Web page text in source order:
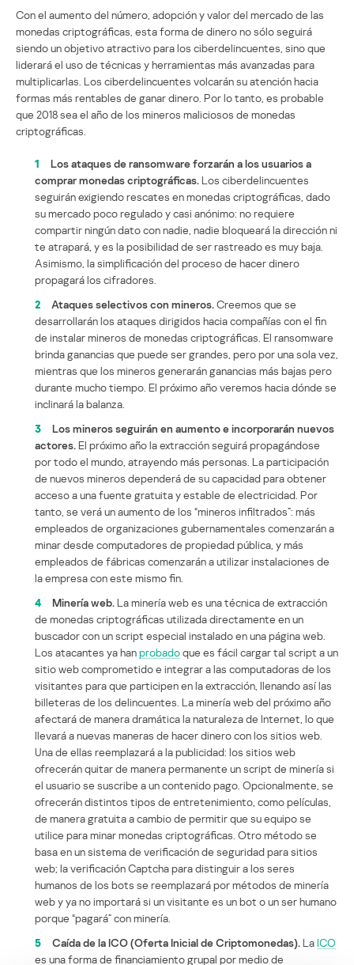
Con el aumento del número, adopción y valor del mercado de las
monedas criptográficas, esta forma de dinero no sólo seguirá
siendo un objetivo atractivo para los ciberdelincuentes, sino que
liderará el uso de técnicas y herramientas más avanzadas para
multiplicarlas. Los ciberdelincuentes volcarán su atención hacia
formas más rentables de ganar dinero. Por lo tanto, es probable
que 2018 sea el año de los mineros maliciosos de monedas
criptográficas.
1
Los ataques de ransomware forzarán a los usuarios a
comprar monedas criptográficas.Los ciberdelincuentes
seguirán exigiendo rescates en monedas criptográficas, dado
su mercado poco regulado y casi anónimo: no requiere
compartir ningún dato con nadie, nadie bloqueará la dirección ni
te atrapará, y es la posibilidad de ser rastreado es muy baja.
Asimismo, la simplificación del proceso de hacer dinero
propagará los cifradores.
2
Ataques selectivos con mineros.Creemos que se
desarrollarán los ataques dirigidos hacia compañías con el fin
de instalar mineros de monedas criptográficas. El ransomware
brinda ganancias que puede ser grandes, pero por una sola vez,
mientras que los mineros generarán ganancias más bajas pero
durante mucho tiempo. El próximo año veremos hacia dónde se
inclinará la balanza.
3
Los mineros seguirán en aumento e incorporarán nuevos
actores.El próximo año la extracción seguirá propagándose
por todo el mundo, atrayendo más personas. La participación
de nuevos mineros dependerá de su capacidad para obtener
acceso a una fuente gratuita y estable de electricidad. Por
tanto, se verá un aumento de los “mineros infiltrados”: más
empleados de organizaciones gubernamentales comenzarán a
minar desde computadores de propiedad pública, y más
empleados de fábricas comenzarán a utilizar instalaciones de
la empresa con este mismo fin.
4
Minería web.La minería web es una técnica de extracción
de monedas criptográficas utilizada directamente en un
buscador con un script especial instalado en una página web.
Los atacantes ya hanprobadoque es fácil cargar tal script a un
sitio web comprometido e integrar a las computadoras de los
visitantes para que participen en la extracción, llenando así las
billeteras de los delincuentes. La minería web del próximo año
afectará de manera dramática la naturaleza de Internet, lo que
llevará a nuevas maneras de hacer dinero con los sitios web.
Una de ellas reemplazará a la publicidad: los sitios web
ofrecerán quitar de manera permanente un script de minería si
el usuario se suscribe a un contenido pago. Opcionalmente, se
ofrecerán distintos tipos de entretenimiento, como películas,
de manera gratuita a cambio de permitir que su equipo se
utilice para minar monedas criptográficas. Otro método se
basa en un sistema de verificación de seguridad para sitios
web; la verificación Captcha para distinguir a los seres
humanos de los bots se reemplazará por métodos de minería
web y ya no importará si un visitante es un bot o un ser humano
porque “pagará” con minería.
5
Caída de la ICO (Oferta Inicial de Criptomonedas).LaICO
es una forma de financiamiento grupal por medio de